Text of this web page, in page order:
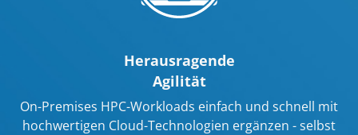
Herausragende
Agilität
On-Premises HPC-Workloads einfach und schnell mit
hochwertigen Cloud-Technologien ergänzen - selbst